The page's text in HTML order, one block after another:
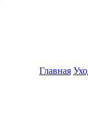
Главная